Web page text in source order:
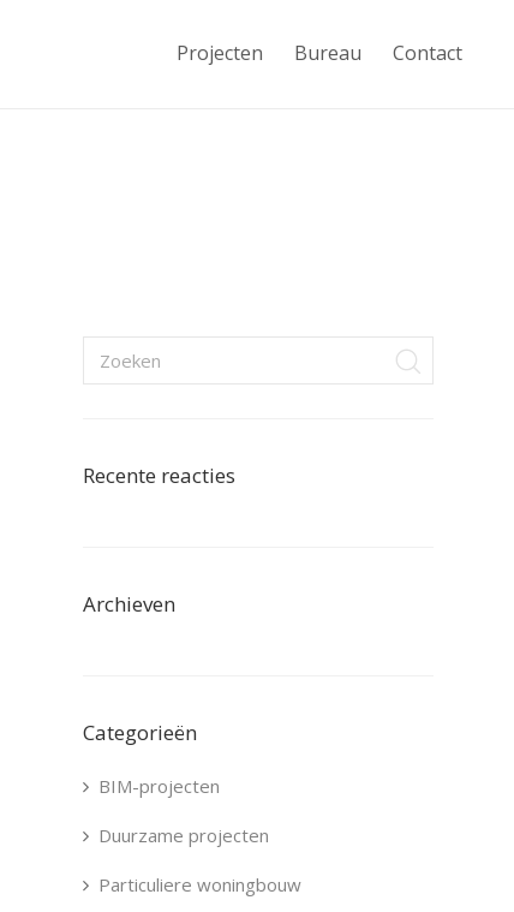
Projecten Bureau Contact
Recente reacties
Archieven
Categorieën
BIM-projecten
Duurzame projecten
Particuliere woningbouw